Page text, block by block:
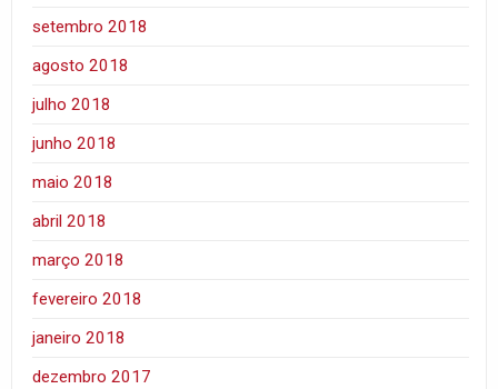
setembro 2018
agosto 2018
julho 2018
junho 2018
maio 2018
abril 2018
março 2018
fevereiro 2018
janeiro 2018
dezembro 2017